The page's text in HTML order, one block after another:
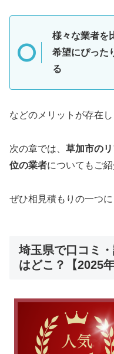
様々な業者を
希望にぴった
る
などのメリットが存在し
次の章では、 草加市の
位の業者についてもご紹
ぜひ相見積もりの一つ
埼玉県で口コミ
はどこ？【2025